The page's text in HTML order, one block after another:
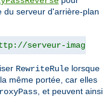
du serveur d'arrière-plan
serveur-
RewriteRule lorsque
même portée, car elles
, et peuvent ainsi